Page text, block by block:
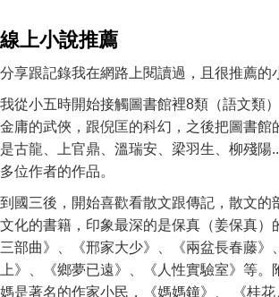
線上小說推薦
分享跟記錄我在網路上閱讀過，且很推薦的
我從小五時開始接觸圖書館裡8類（語文類
金庸的武俠，跟倪匡的科幻，之後把圖書館
是古龍、上官鼎、溫瑞安、梁羽生、柳殘陽
多位作者的作品。
到國三後，開始喜歡看散文跟傳記，散文的
文化的書籍，印象最深的是保真（姜保真）
三部曲》、《邢家大少》、《兩盆長春藤》
上》、《鄉夢已遠》、《人性實驗室》等
媽是著名的作家小民，《媽媽鐘》、 《桂